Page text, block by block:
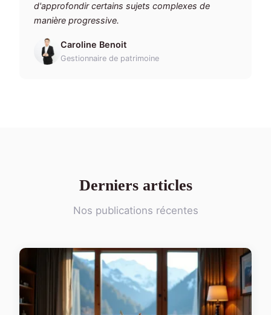
d'approfondir certains sujets complexes de
manière progressive.
Caroline Benoit
Gestionnaire de patrimoine
Derniers articles
Nos publications récentes